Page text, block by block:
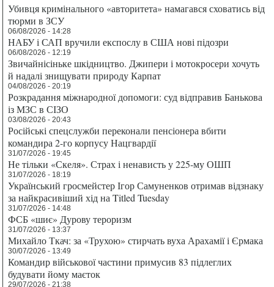
Убивця кримінального «авторитета» намагався сховатись від
тюрми в ЗСУ
06/08/2026 - 14:28
НАБУ і САП вручили експослу в США нові підозри
06/08/2026 - 12:19
Звичайнісіньке шкідництво. Джипери і мотокросери хочуть
й надалі знищувати природу Карпат
04/08/2026 - 20:19
Розкрадання міжнародної допомоги: суд відправив Банькова
із МЗС в СІЗО
03/08/2026 - 20:43
Російські спецслужби переконали пенсіонера вбити
командира 2-го корпусу Нацгвардії
31/07/2026 - 19:45
Не тільки «Скеля». Страх і ненависть у 225-му ОШП
31/07/2026 - 18:19
Український гросмейстер Ігор Самуненков отримав відзнаку
за найкрасивіший хід на Titled Tuesday
31/07/2026 - 14:48
ФСБ «шиє» Дурову тероризм
31/07/2026 - 13:37
Михайло Ткач: за «Трухою» стирчать вуха Арахамії і Єрмака
30/07/2026 - 13:49
Командир військової частини примусив 83 підлеглих
будувати йому маєток
29/07/2026 - 21:38